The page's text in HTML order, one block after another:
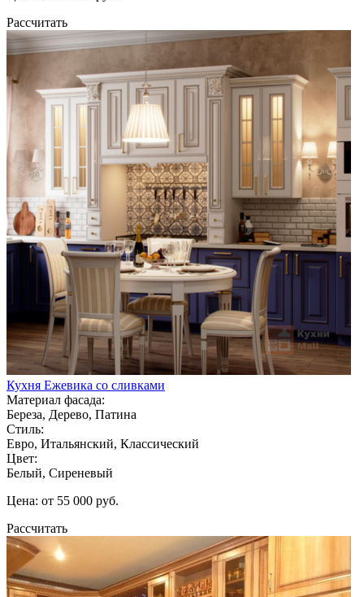
Рассчитать
Кухня Ежевика со сливками
Материал фасада:
Береза, Дерево, Патина
Стиль:
Евро, Итальянский, Классический
Цвет:
Белый, Сиреневый
Цена: от 55 000 руб.
Рассчитать